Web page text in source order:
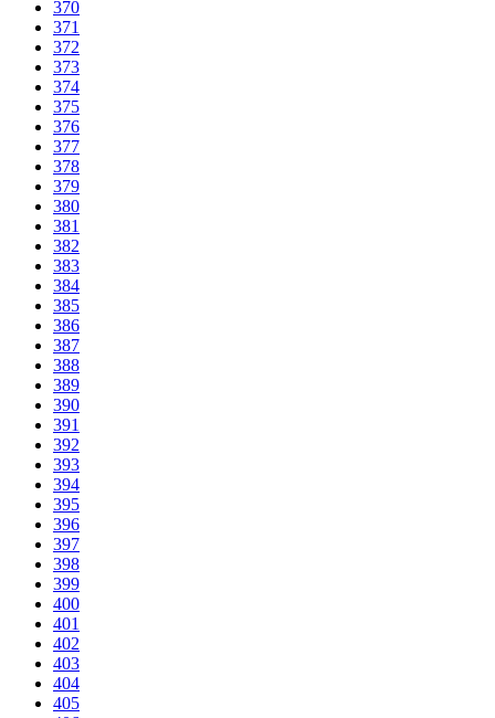
370
371
372
373
374
375
376
377
378
379
380
381
382
383
384
385
386
387
388
389
390
391
392
393
394
395
396
397
398
399
400
401
402
403
404
405